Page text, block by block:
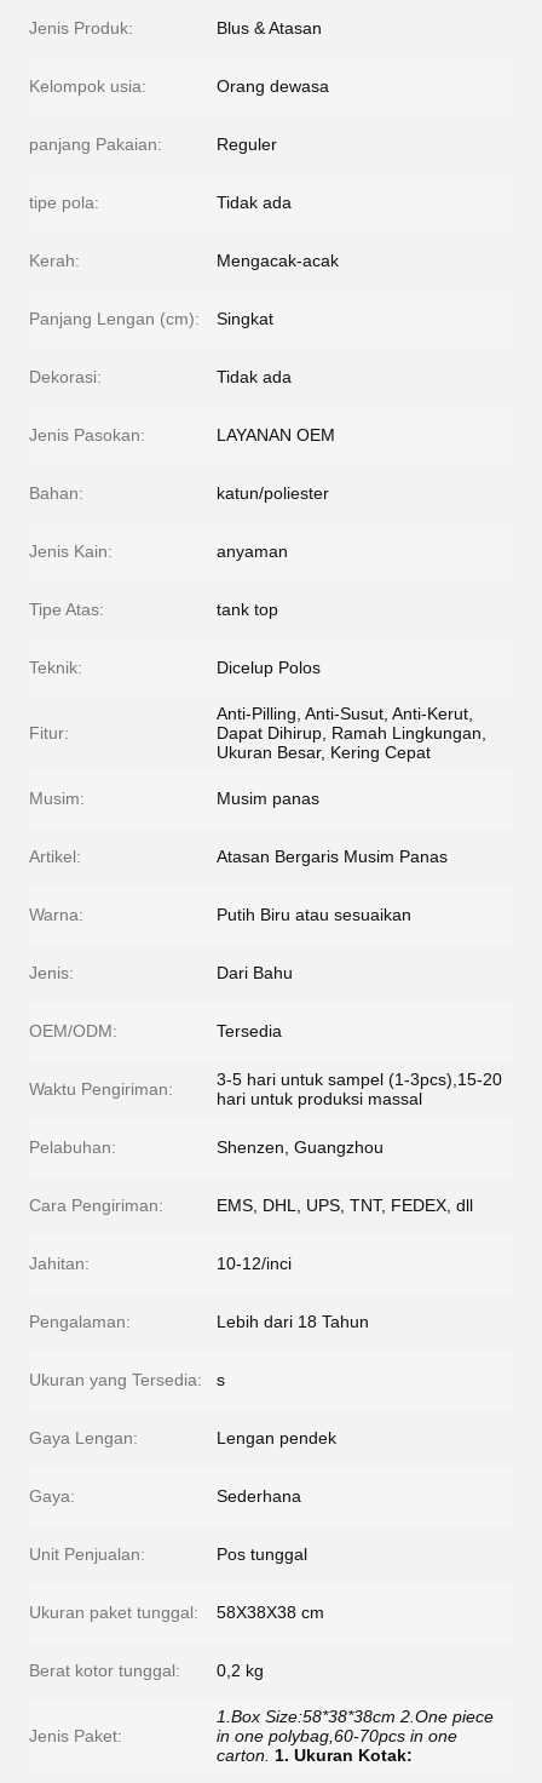
Jenis Produk: Blus & Atasan
Kelompok usia: Orang dewasa
panjang Pakaian: Reguler
tipe pola: Tidak ada
Kerah: Mengacak-acak
Panjang Lengan (cm): Singkat
Dekorasi: Tidak ada
Jenis Pasokan: LAYANAN OEM
Bahan: katun/poliester
Jenis Kain: anyaman
Tipe Atas: tank top
Teknik: Dicelup Polos
Fitur:
Anti-Pilling, Anti-Susut, Anti-Kerut,
Dapat Dihirup, Ramah Lingkungan,
Ukuran Besar, Kering Cepat
Musim: Musim panas
Artikel: Atasan Bergaris Musim Panas
Warna: Putih Biru atau sesuaikan
Jenis: Dari Bahu
OEM/ODM: Tersedia
Waktu Pengiriman:
3-5 hari untuk sampel (1-3pcs),15-20
hari untuk produksi massal
Pelabuhan: Shenzen, Guangzhou
Cara Pengiriman: EMS, DHL, UPS, TNT, FEDEX, dll
Jahitan: 10-12/inci
Pengalaman: Lebih dari 18 Tahun
Ukuran yang Tersedia: s
Gaya Lengan: Lengan pendek
Gaya: Sederhana
Unit Penjualan: Pos tunggal
Ukuran paket tunggal: 58X38X38 cm
Berat kotor tunggal: 0,2 kg
Jenis Paket:
1.Box Size:58*38*38cm 2.One piece
in one polybag,60-70pcs in one
carton.
1. Ukuran Kotak: